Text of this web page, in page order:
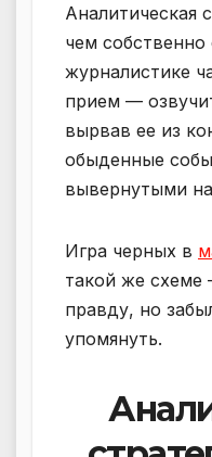
Аналитическая
чем собственно
журналистике
прием —
вырвав ее из
обыденные
вывернутыми
Игра черных в
такой же схеме
правду, но
упомянуть.